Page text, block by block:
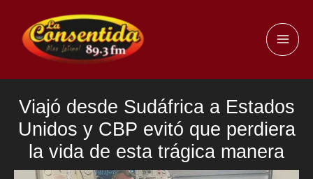
contenido
Viajó desde Sudáfrica a Estados
Unidos y CBP evitó que perdiera
la vida de esta trágica manera